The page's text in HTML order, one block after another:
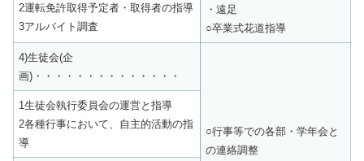
・遠足
○卒業式花道指導
2運転免許取得予定者・取得者の指導
3アルバイト調査
4)生徒会(企
画)・・・・・・・・・・・・・・
○行事等での各部・学年会と
の連絡調整
1生徒会執行委員会の運営と指導
2各種行事において、自主的活動の指
導